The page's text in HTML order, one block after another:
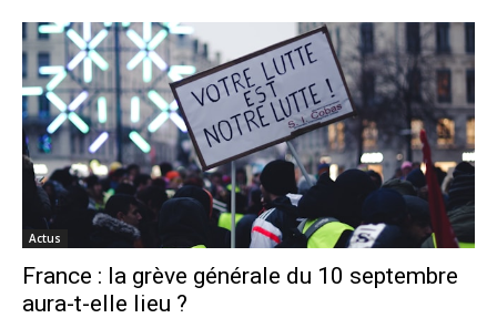
Actus
France : la grève générale du 10 septembre
aura-t-elle lieu ?